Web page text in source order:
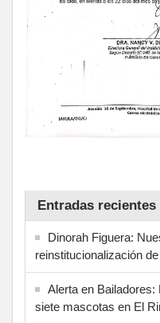
Entradas recientes
Dinorah Figuera:
reinstitucionalización
Alerta en
siete mascotas en El